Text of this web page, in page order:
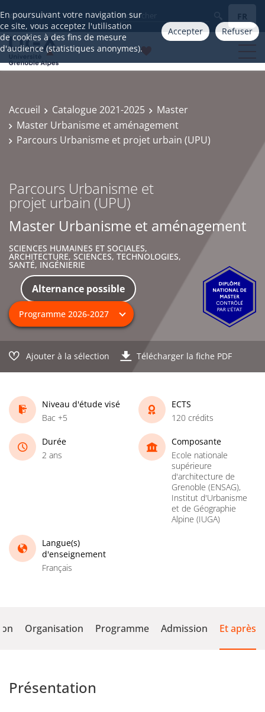
En poursuivant votre navigation sur
ce site, vous acceptez l'utilisation
de cookies à des fins de mesure
d'audience (statistiques anonymes).
Accepter Refuser
Aller à FR
Accueil Catalogue 2021-2025
Master
Master Urbanisme et aménagement
Parcours Urbanisme et projet urbain (UPU)
Parcours Urbanisme et
projet urbain (UPU)
Master Urbanisme et aménagement
SCIENCES HUMAINES ET SOCIALES,
ARCHITECTURE, SCIENCES, TECHNOLOGIES,
SANTÉ, INGÉNIERIE
Alternance possible
Ajouter à la sélection Télécharger la fiche PDF
Niveau d'étude visé
Bac +5
ECTS
120 crédits
Durée
2 ans
Composante
Ecole nationale
supérieure
d'architecture de
Grenoble (ENSAG),
Institut d'Urbanisme
et de Géographie
Alpine (IUGA)
Langue(s)
d'enseignement
Français
Organisation Programme Admission Et après
Présentation